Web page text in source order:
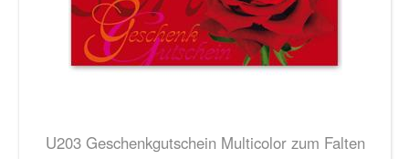
U203 Geschenkgutschein Multicolor zum Falten